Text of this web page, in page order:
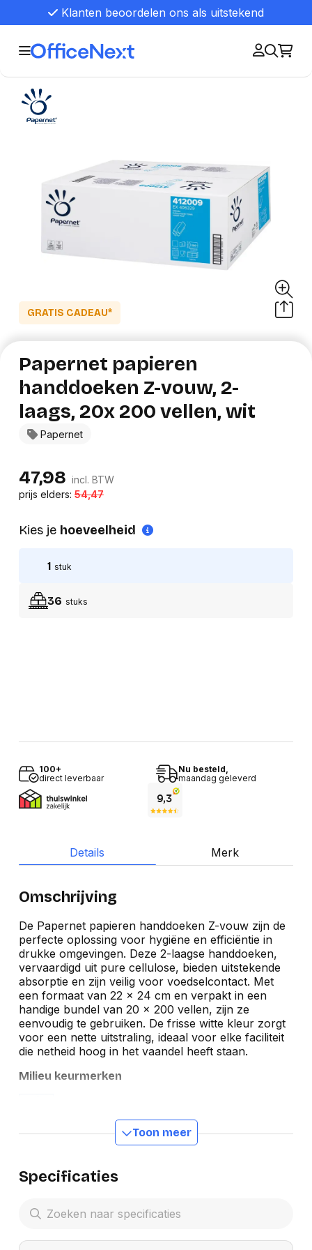
Klanten beoordelen ons als uitstekend
GRATIS CADEAU*
Papernet
Papernet papieren
handdoeken Z-vouw, 2-
laags, 20x 200 vellen, wit
47,98 incl. BTW
prijs elders:54,47
Kies je hoeveelheid
1 stuk
36 stuks
100+
direct leverbaar
Nu besteld,
maandag geleverd
Details Merk
Omschrijving
De Papernet papieren handdoeken Z-vouw zijn de
perfecte oplossing voor hygiëne en efficiëntie in
drukke omgevingen. Deze 2-laagse handdoeken,
vervaardigd uit pure cellulose, bieden uitstekende
absorptie en zijn veilig voor voedselcontact. Met
een formaat van 22 x 24 cm en verpakt in een
handige bundel van 20 x 200 vellen, zijn ze
eenvoudig te gebruiken. De frisse witte kleur zorgt
voor een nette uitstraling, ideaal voor elke faciliteit
die netheid hoog in het vaandel heeft staan.
Milieu keurmerken
Toon meer
Specificaties